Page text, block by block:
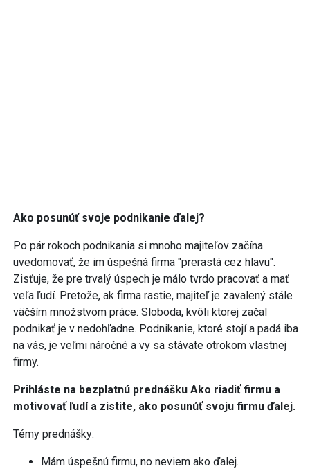
Ako posunúť svoje podnikanie ďalej?
Po pár rokoch podnikania si mnoho majiteľov začína
uvedomovať, že im úspešná firma "prerastá cez hlavu".
Zisťuje, že pre trvalý úspech je málo tvrdo pracovať a mať
veľa ľudí. Pretože, ak firma rastie, majiteľ je zavalený stále
väčším množstvom práce. Sloboda, kvôli ktorej začal
podnikať je v nedohľadne. Podnikanie, ktoré stojí a padá iba
na vás, je veľmi náročné a vy sa stávate otrokom vlastnej
firmy.
Prihláste na bezplatnú prednášku Ako riadiť firmu a
motivovať ľudí a zistite, ako posunúť svoju firmu ďalej.
Témy prednášky:
Mám úspešnú firmu, no neviem ako ďalej.